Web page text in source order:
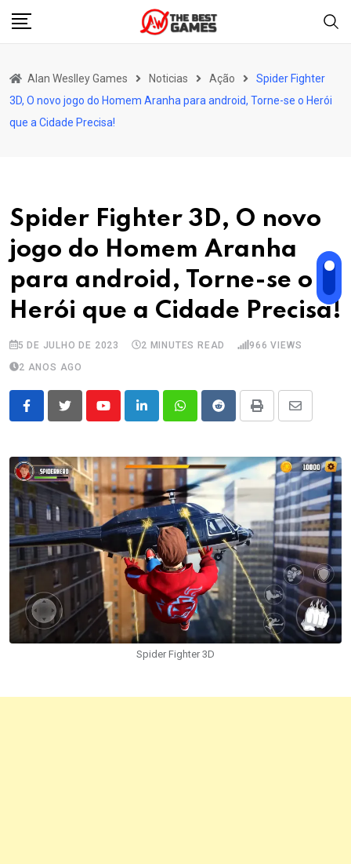
Skip
Alan Weslley Games Noticias Ação
Spider Fighter
3D, O novo jogo do Homem Aranha para android, Torne-se o Herói
que a Cidade Precisa!
Spider Fighter 3D, O novo
jogo do Homem Aranha
para android, Torne-se o
Herói que a Cidade Precisa!
5 DE JULHO DE 2023 2 MINUTES READ 966 VIEWS
2 ANOS AGO
YoutubeLinkedInWhatsappRedditPrint
Share
Email
Spider Fighter 3D